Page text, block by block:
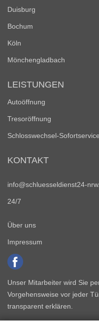
Duisburg
Bochum
Köln
Mönchengladbach
LEISTUNGEN
Autoöffnung
Tresoröffnung
Schlosswechsel-Sofortservice
KONTAKT
info@schluesseldienst24-
24/7
Über uns
Impressum
Unser Mitarbeiter wird Sie
Vorgehensweise vor jeder
transparent erklären.